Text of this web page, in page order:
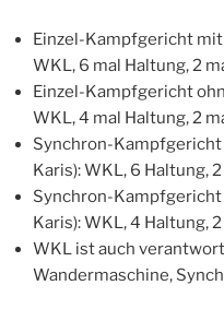
Einzel-Kampfgericht
WKL, 6 mal Haltung, 2
Einzel-Kampfgericht
WKL, 4 mal Haltung, 2
Synchron-
Karis): WKL, 6 Haltung,
Synchron-
Karis): WKL, 4 Haltung,
WKL ist auch
Wandermaschine,